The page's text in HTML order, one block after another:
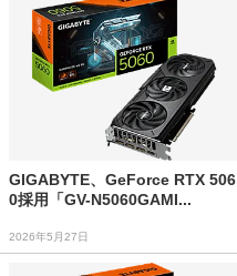
GIGABYTE、GeForce RTX 506
0採用「GV-N5060GAMI...
2026年5月27日